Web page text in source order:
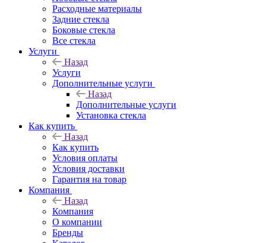
Расходные материалы
Задние стекла
Боковые стекла
Все стекла
Услуги
Назад
Услуги
Дополнительные услуги
Назад
Дополнительные услуги
Установка стекла
Как купить
Назад
Как купить
Условия оплаты
Условия доставки
Гарантия на товар
Компания
Назад
Компания
О компании
Бренды